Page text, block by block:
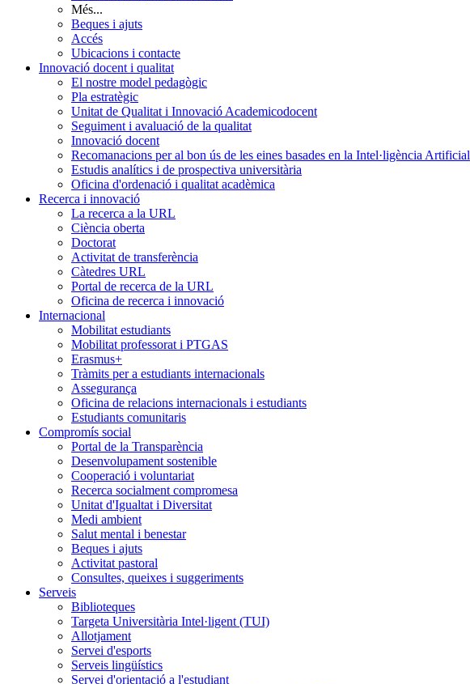
Més...
Beques i ajuts
Accés
Ubicacions i contacte
Innovació docent i qualitat
El nostre model pedagògic
Pla estratègic
Unitat de Qualitat i Innovació Academicodocent
Seguiment i avaluació de la qualitat
Innovació docent
Recomanacions per al bon ús de les eines basades en la Intel·ligència Artificial
Estudis analítics i de prospectiva universitària
Oficina d'ordenació i qualitat acadèmica
Recerca i innovació
La recerca a la URL
Ciència oberta
Doctorat
Activitat de transferència
Càtedres URL
Portal de recerca de la URL
Oficina de recerca i innovació
Internacional
Mobilitat estudiants
Mobilitat professorat i PTGAS
Erasmus+
Tràmits per a estudiants internacionals
Assegurança
Oficina de relacions internacionals i estudiants
Estudiants comunitaris
Compromís social
Portal de la Transparència
Desenvolupament sostenible
Cooperació i voluntariat
Recerca socialment compromesa
Unitat d'Igualtat i Diversitat
Medi ambient
Salut mental i benestar
Beques i ajuts
Activitat pastoral
Consultes, queixes i suggeriments
Serveis
Biblioteques
Targeta Universitària Intel·ligent (TUI)
Allotjament
Servei d'esports
Serveis lingüístics
Servei d'orientació a l'estudiant